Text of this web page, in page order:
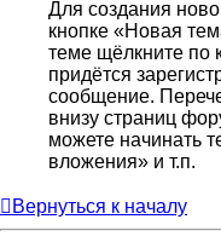
Для создания
кнопке «Новая
теме щёлкните по
придётся
сообщение.
внизу страниц
можете начинать
вложения» и т.п.
Вернуться к началу